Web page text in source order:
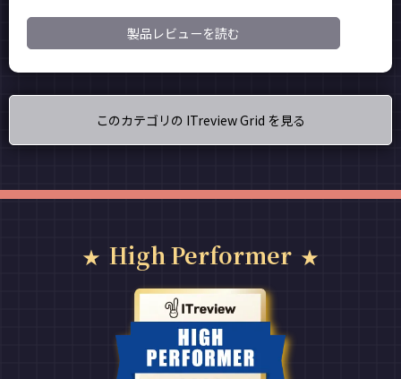
製品レビューを読む
このカテゴリの ITreview Grid を見る
High Performer